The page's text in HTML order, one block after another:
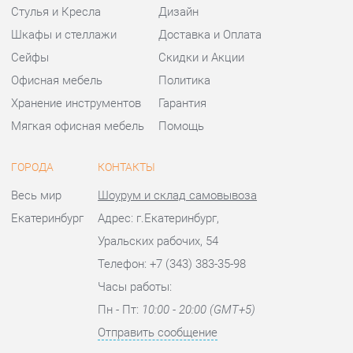
ГОРОДА
Екатеринбург
КОНТАКТЫ
Адрес: г.Екатеринбург,
Телефон: +7 (343) 383-35-98
Часы работы:
© 2009-2026 Офисная мебель Екатеринбург